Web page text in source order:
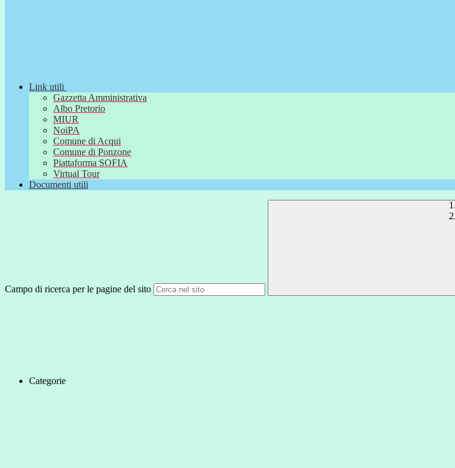
Link utili
Gazzetta Amministrativa
Albo Pretorio
MIUR
NoiPA
Comune di Acqui
Comune di Ponzone
Piattaforma SOFIA
Virtual Tour
Documenti utili
Campo di ricerca per le pagine del sito
Categorie